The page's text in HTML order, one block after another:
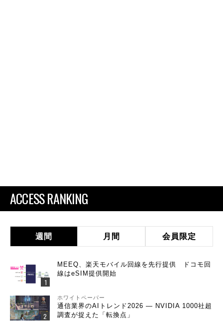
ACCESS RANKING
週間 月間 会員限定
MEEQ、楽天モバイル回線を先行提供 ドコモ回
線はeSIM提供開始
ホワイトペーパー
通信業界のAIトレンド2026 ― NVIDIA 1000社超
調査が捉えた「転換点」